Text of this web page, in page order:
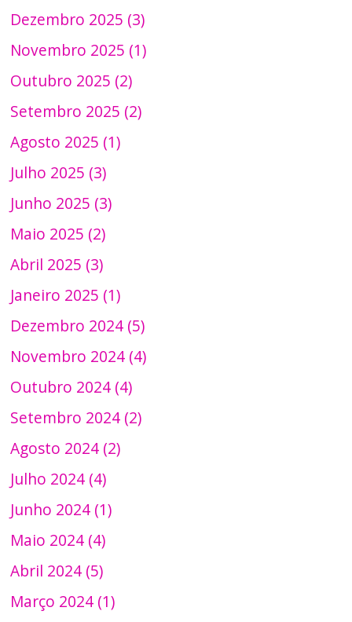
Dezembro 2025 (3)
Novembro 2025 (1)
Outubro 2025 (2)
Setembro 2025 (2)
Agosto 2025 (1)
Julho 2025 (3)
Junho 2025 (3)
Maio 2025 (2)
Abril 2025 (3)
Janeiro 2025 (1)
Dezembro 2024 (5)
Novembro 2024 (4)
Outubro 2024 (4)
Setembro 2024 (2)
Agosto 2024 (2)
Julho 2024 (4)
Junho 2024 (1)
Maio 2024 (4)
Abril 2024 (5)
Março 2024 (1)